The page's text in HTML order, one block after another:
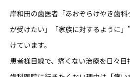
岸和田の歯医者「あおぞらけやき歯
が受けたい」「家族に対するように
けています。
患者様目線で、痛くない治療を日々目